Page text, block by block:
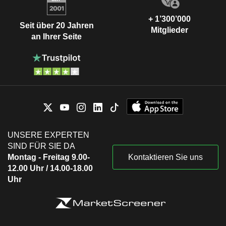
Seit über 20 Jahren
an Ihrer Seite
+ 1’300’000
Mitglieder
UNSERE EXPERTEN
SIND FÜR SIE DA
Montag - Freitag 9.00-
12.00 Uhr / 14.00-18.00
Uhr
Kontaktieren Sie uns